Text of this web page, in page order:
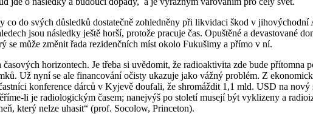
co do svých důsledků dostatečně zohledněny při likvidaci škod v
jsou následky ještě horší, protože pracuje čas. Opuštěné a devastované
se může změnit řada rezidenčních míst okolo Fukušimy a přímo v ní.
horizontech. Je třeba si uvědomit, že radioaktivita zde bude
Už nyní se ale financování očisty ukazuje jako vážný problém. Z
konference dárců v Kyjevě doufali, že shromáždit 1,1 mld. USD na
li je radiologickým časem; nanejvýš po století musejí být vyklizeny a
který nelze uhasit“ (prof. Socolow, Princeton).